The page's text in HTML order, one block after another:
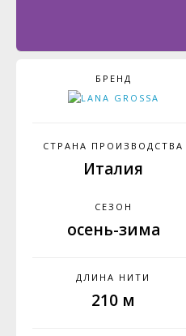
БРЕНД
СТРАНА ПРОИЗВОДСТВА
Италия
СЕЗОН
осень-зима
ДЛИНА НИТИ
210 м